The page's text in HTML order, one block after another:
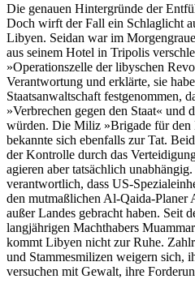
Die genauen Hintergründe der
Doch wirft der Fall ein Schlaglicht
Libyen. Seidan war im
aus seinem Hotel in Tripolis
»Operationszelle der libyschen
Verantwortung und erklärte, sie
Staatsanwaltschaft festgenommen,
»Verbrechen gegen den Staat« und
würden. Die Miliz »Brigade für
bekannte sich ebenfalls zur Tat.
der Kontrolle durch das
agieren aber tatsächlich
verantwortlich, dass US-
den mutmaßlichen Al-Qaida-Planer
außer Landes gebracht haben. Seit
langjährigen Machthabers
kommt Libyen nicht zur Ruhe.
und Stammesmilizen weigern sich,
versuchen mit Gewalt, ihre